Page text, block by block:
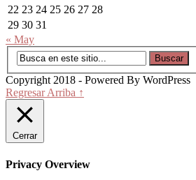
22 23 24 25 26 27 28
29 30 31
« May
Copyright 2018 - Powered By WordPress
Regresar Arriba ↑
Cerrar
Privacy Overview